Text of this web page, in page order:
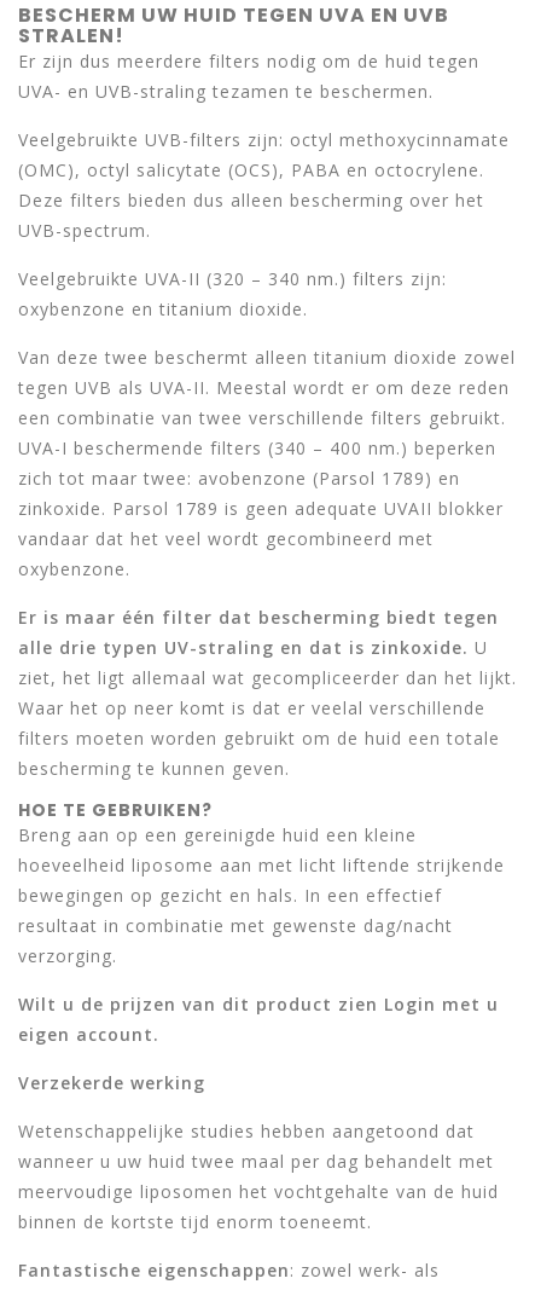
BESCHERM UW HUID TEGEN UVA EN UVB
STRALEN!
Er zijn dus meerdere filters nodig om de huid tegen
UVA- en UVB-straling tezamen te beschermen.
Veelgebruikte UVB-filters zijn: octyl methoxycinnamate
(OMC), octyl salicytate (OCS), PABA en octocrylene.
Deze filters bieden dus alleen bescherming over het
UVB-spectrum.
Veelgebruikte UVA-II (320 – 340 nm.) filters zijn:
oxybenzone en titanium dioxide.
Van deze twee beschermt alleen titanium dioxide zowel
tegen UVB als UVA-II. Meestal wordt er om deze reden
een combinatie van twee verschillende filters gebruikt.
UVA-I beschermende filters (340 – 400 nm.) beperken
zich tot maar twee: avobenzone (Parsol 1789) en
zinkoxide. Parsol 1789 is geen adequate UVAII blokker
vandaar dat het veel wordt gecombineerd met
oxybenzone.
Er is maar één filter dat bescherming biedt tegen
alle drie typen UV-straling en dat is zinkoxide. U
ziet, het ligt allemaal wat gecompliceerder dan het lijkt.
Waar het op neer komt is dat er veelal verschillende
filters moeten worden gebruikt om de huid een totale
bescherming te kunnen geven.
HOE TE GEBRUIKEN?
Breng aan op een gereinigde huid een kleine
hoeveelheid liposome aan met licht liftende strijkende
bewegingen op gezicht en hals. In een effectief
resultaat in combinatie met gewenste dag/nacht
verzorging.
Wilt u de prijzen van dit product zien Login met u
eigen account.
Verzekerde werking
Wetenschappelijke studies hebben aangetoond dat
wanneer u uw huid twee maal per dag behandelt met
meervoudige liposomen het vochtgehalte van de huid
binnen de kortste tijd enorm toeneemt.
Fantastische eigenschappen: zowel werk- als